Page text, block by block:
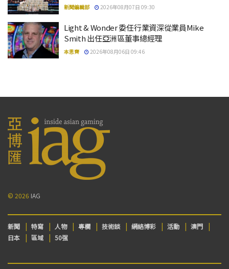
新聞編輯部 2026年08月07日 09:30
Light & Wonder 委任行業資深從業員Mike
Smith 出任亞洲區董事總經理
本思齊 2026年08月06日 09:46
© 2026 IAG
新聞 特寫 人物 專欄 技術談 網絡博彩 活動
澳門
日本
區域 50强